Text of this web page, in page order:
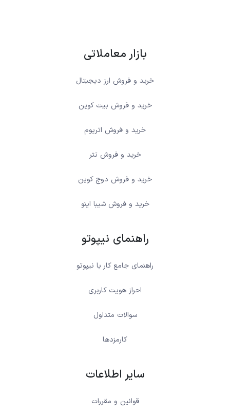
بازار معاملاتی
خرید و فروش ارز دیجیتال
خرید و فروش بیت کوین
خرید و فروش اتریوم
خرید و فروش تتر
خرید و فروش دوج کوین
خرید و فروش شیبا اینو
راهنمای نیپوتو
راهنمای جامع کار با نیپوتو
احراز هویت کاربری
سوالات متداول
کارمزدها
سایر اطلاعات
قوانین و مقررات